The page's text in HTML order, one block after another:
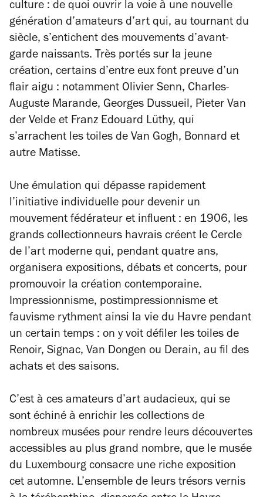
culture : de quoi ouvrir la voie à une nouvelle
génération d’amateurs d’art qui, au tournant du
siècle, s’entichent des mouvements d’avant-
garde naissants. Très portés sur la jeune
création, certains d’entre eux font preuve d’un
flair aigu : notamment Olivier Senn, Charles-
Auguste Marande, Georges Dussueil, Pieter Van
der Velde et Franz Edouard Lüthy, qui
s’arrachent les toiles de Van Gogh, Bonnard et
autre Matisse.
Une émulation qui dépasse rapidement
l’initiative individuelle pour devenir un
mouvement fédérateur et influent : en 1906, les
grands collectionneurs havrais créent le Cercle
de l’art moderne qui, pendant quatre ans,
organisera expositions, débats et concerts, pour
promouvoir la création contemporaine.
Impressionnisme, postimpressionnisme et
fauvisme rythment ainsi la vie du Havre pendant
un certain temps : on y voit défiler les toiles de
Renoir, Signac, Van Dongen ou Derain, au fil des
achats et des saisons.
C’est à ces amateurs d’art audacieux, qui se
sont échiné à enrichir les collections de
nombreux musées pour rendre leurs découvertes
accessibles au plus grand nombre, que le musée
du Luxembourg consacre une riche exposition
cet automne. L’ensemble de leurs trésors vernis